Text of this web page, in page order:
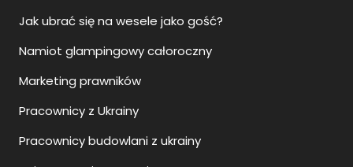
Jak ubrać się na wesele jako gość?
Namiot glampingowy całoroczny
Marketing prawników
Pracownicy z Ukrainy
Pracownicy budowlani z ukrainy